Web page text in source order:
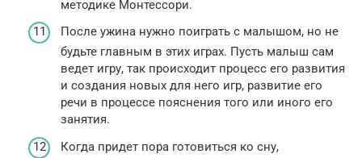
методике Монтессори.
После ужина нужно поиграть с малышом, но не
будьте главным в этих играх. Пусть малыш сам
ведет игру, так происходит процесс его развития
и создания новых для него игр, развитие его
речи в процессе пояснения того или иного его
занятия.
Когда придет пора готовиться ко сну,